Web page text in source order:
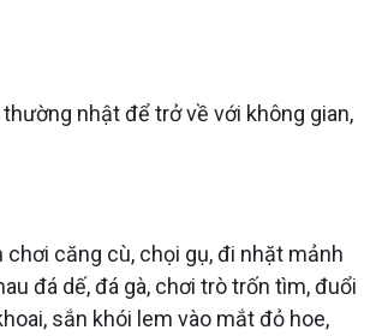
nhật để trở về với không gian,
căng cù, chọi gụ, đi nhặt mảnh
đá dế, đá gà, chơi trò trốn tìm, đuổi
sắn khói lem vào mắt đỏ hoe,